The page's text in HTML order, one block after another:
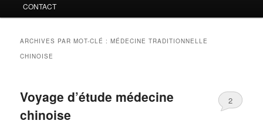
CONTACT
ARCHIVES PAR MOT-CLÉ :MÉDECINE TRADITIONNELLE
CHINOISE
Voyage d’étude médecine
chinoise
2